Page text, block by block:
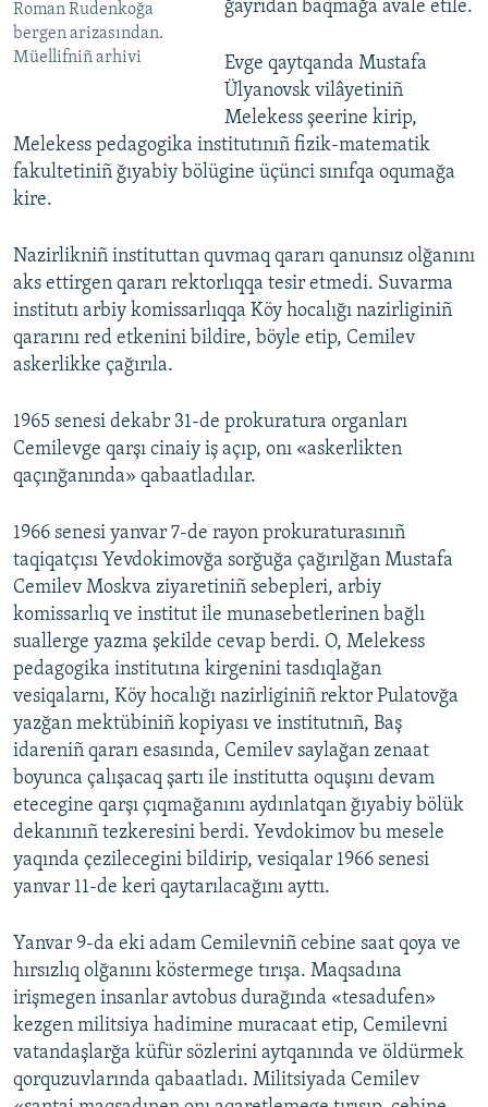
Roman Rudenkoğa
bergen arizasından.
Müellifniñ arhivi
ğayrıdan baqmağa avale etile.
Evge qaytqanda Mustafa
Ülyanovsk vilâyetiniñ
Melekess şeerine kirip,
Melekess pedagogika institutınıñ fizik-matematik
fakultetiniñ ğıyabiy bölügine üçünci sınıfqa oqumağa
kire.
Nazirlikniñ instituttan quvmaq qararı qanunsız olğanını
aks ettirgen qararı rektorlıqqa tesir etmedi. Suvarma
institutı arbiy komissarlıqqa Köy hocalığı nazirliginiñ
qararını red etkenini bildire, böyle etip, Cemilev
askerlikke çağırıla.
1965 senesi dekabr 31-de prokuratura organları
Cemilevge qarşı cinaiy iş açıp, onı «askerlikten
qaçınğanında» qabaatladılar.
1966 senesi yanvar 7-de rayon prokuraturasınıñ
taqiqatçısı Yevdokimovğa sorğuğa çağırılğan Mustafa
Cemilev Moskva ziyaretiniñ sebepleri, arbiy
komissarlıq ve institut ile munasebetlerinen bağlı
suallerge yazma şekilde cevap berdi. O, Melekess
pedagogika institutına kirgenini tasdıqlağan
vesiqalarnı, Köy hocalığı nazirliginiñ rektor Pulatovğa
yazğan mektübiniñ kopiyası ve institutnıñ, Baş
idareniñ qararı esasında, Cemilev saylağan zenaat
boyunca çalışacaq şartı ile institutta oquşını devam
etecegine qarşı çıqmağanını aydınlatqan ğıyabiy bölük
dekanınıñ tezkeresini berdi. Yevdokimov bu mesele
yaqında çezilecegini bildirip, vesiqalar 1966 senesi
yanvar 11-de keri qaytarılacağını ayttı.
Yanvar 9-da eki adam Cemilevniñ cebine saat qoya ve
hırsızlıq olğanını köstermege tırışa. Maqsadına
irişmegen insanlar avtobus durağında «tesadufen»
kezgen militsiya hadimine muracaat etip, Cemilevni
vatandaşlarğa küfür sözlerini aytqanında ve öldürmek
qorquzuvlarında qabaatladı. Militsiyada Cemilev